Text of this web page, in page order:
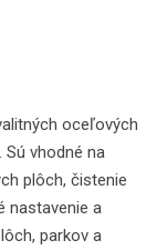
oceľových
vhodné na
plôch, čistenie
nastavenie a
parkov a